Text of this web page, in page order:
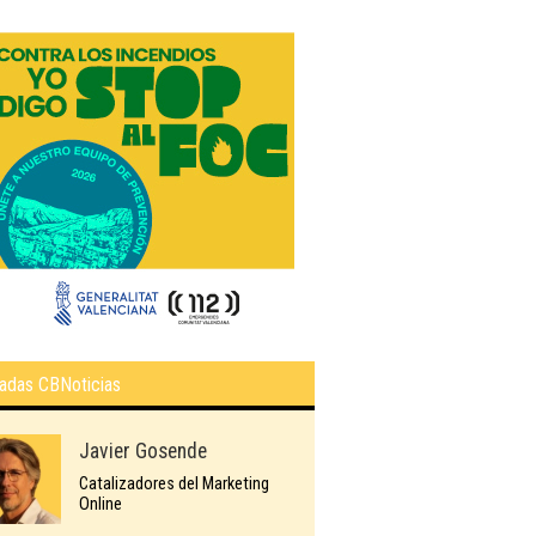
CBNoticias
Javier Gosende
Catalizadores del Marketing
Online